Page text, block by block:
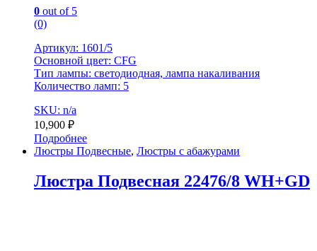
0 out of 5
(0)
Артикул: 1601/5
Основной цвет: CFG
Тип лампы: светодиодная, лампа накаливания
Количество ламп: 5
SKU: n/a
10,900 ₽
Подробнее
Люстры Подвесные, Люстры с абажурами
Люстра Подвесная 22476/8 WH+GD